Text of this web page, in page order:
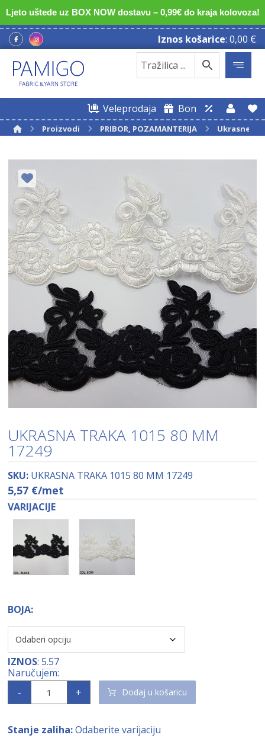
Ljeto uštede uz BOX NOW dostavu – 0,99€ do kraja kolovoza!
Iznos košarice: 0,00 €
Veleprodaja Bon
Proizvodi PRIBOR, POZAMANTERIJA Ukrasne
UKRASNA TRAKA 1015 80 MM
17249
SKU: UKRASNA TRAKA 1015 80 MM 17249
5,57 €/met
VARIJACIJE
BOJA:
IZNOS:5.57
- + Dodaj u košaricu
Stanje zaliha: Odaberite varijaciju